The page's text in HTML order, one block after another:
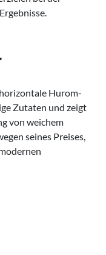
Hurom-
Zutaten und zeigt
von weichem
seines Preises,